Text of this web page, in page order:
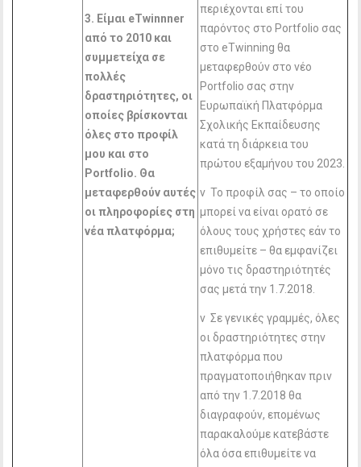
3. Είμαι eTwinnner
από το 2010 και
συμμετείχα σε
πολλές
δραστηριότητες, οι
οποίες βρίσκονται
όλες στο προφίλ
μου και στο
Portfolio. Θα
μεταφερθούν αυτές
οι πληροφορίες στη
νέα πλατφόρμα;
περιέχονται επί του
παρόντος στο Portfolio σας
στο eTwinning θα
μεταφερθούν στο νέο
Portfolio σας στην
Ευρωπαϊκή Πλατφόρμα
Σχολικής Εκπαίδευσης
κατά τη διάρκεια του
πρώτου εξαμήνου του 2023.
v Το προφίλ σας – το οποίο
μπορεί να είναι ορατό σε
όλους τους χρήστες εάν το
επιθυμείτε – θα εμφανίζει
μόνο τις δραστηριότητές
σας μετά την 1.7.2018.
v Σε γενικές γραμμές, όλες
οι δραστηριότητες στην
πλατφόρμα που
πραγματοποιήθηκαν πριν
από την 1.7.2018 θα
διαγραφούν, επομένως
παρακαλούμε κατεβάστε
όλα όσα επιθυμείτε να